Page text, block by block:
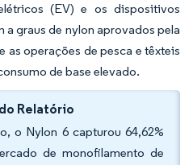
(EV) e os dispositivos
graus de nylon aprovados pela
as operações de pesca e têxteis
de base elevado.
Relatório
o Nylon 6 capturou 64,62%
de monofilamento de